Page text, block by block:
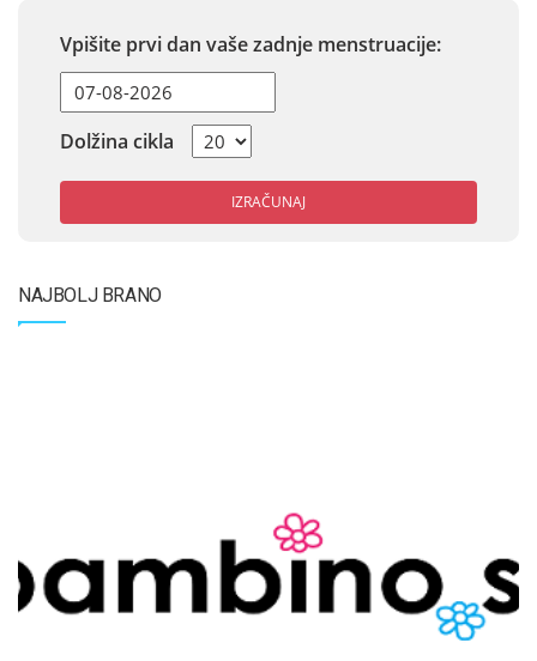
Vpišite prvi dan vaše zadnje menstruacije:
Dolžina cikla
IZRAČUNAJ
NAJBOLJ BRANO